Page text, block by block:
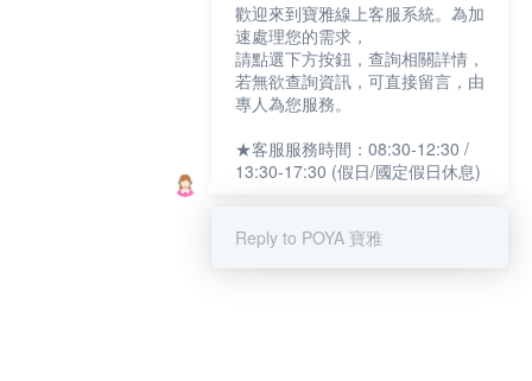
歡迎來到寶雅線上客服系統。為加
速處理您的需求，
請點選下方按鈕，查詢相關詳情，
若無欲查詢資訊，可直接留言，由
專人為您服務。
★客服服務時間：08:30-12:30 /
13:30-17:30 (假日/國定假日休息)
Reply to POYA 寶雅